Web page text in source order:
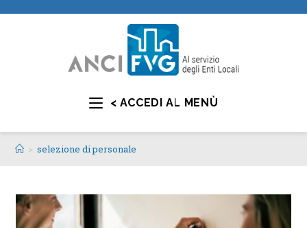
< ACCEDI AL MENÙ
> selezione di personale